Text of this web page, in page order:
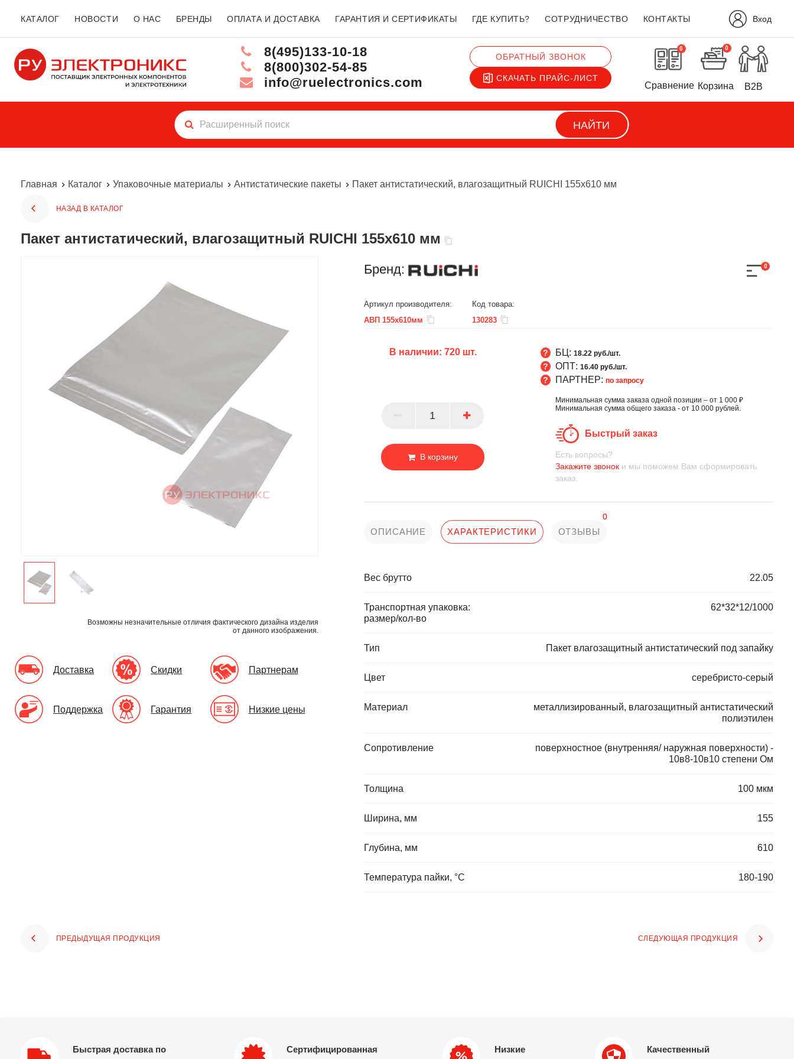
КАТАЛОГ НОВОСТИ О НАС БРЕНДЫ ОПЛАТА И ДОСТАВКА ГАРАНТИЯ И СЕРТИФИКАТЫ ГДЕ КУПИТЬ? СОТРУДНИЧЕСТВО КОНТАКТЫ Вход
8(495)133-10-18
8(800)302-54-85
info@ruelectronics.com
ОБРАТНЫЙ ЗВОНОК
СКАЧАТЬ ПРАЙС-ЛИСТ
0
Сравнение
0
Корзина B2B
НАЙТИ
Главная Каталог Упаковочные материалы Антистатические пакеты Пакет антистатический, влагозащитный RUICHI 155х610 мм
НАЗАД В КАТАЛОГ
Пакет антистатический, влагозащитный RUICHI 155х610 мм
Возможны незначительные отличия фактического дизайна изделия
от данного изображения.
Доставка Скидки Партнерам
Поддержка Гарантия Низкие цены
Бренд: 0
Артикул производителя:
АВП 155х610мм
Код товара:
130283
В наличии: 720шт.
В корзину
БЦ: 18.22 руб./шт.
ОПТ: 16.40 руб./шт.
ПАРТНЕР: по запросу
Минимальная сумма заказа одной позиции – от 1 000 ₽
Минимальная сумма общего заказа - от 10 000 рублей.
Быстрый заказ
Есть вопросы?
Закажите звоноки мы поможем Вам сформировать
заказ.
ОПИСАНИЕ ХАРАКТЕРИСТИКИ ОТЗЫВЫ
0
Вес брутто 22.05
Транспортная упаковка:
размер/кол-во
62*32*12/1000
Тип Пакет влагозащитный антистатический под запайку
Цвет серебристо-серый
Материал
металлизированный, влагозащитный антистатический
полиэтилен
Сопротивление
поверхностное (внутренняя/ наружная поверхности) -
10в8-10в10 степени Ом
Толщина 100 мкм
Ширина, мм 155
Глубина, мм 610
Температура пайки, °C 180-190
ПРЕДЫДУЩАЯ ПРОДУКЦИЯ СЛЕДУЮЩАЯ ПРОДУКЦИЯ
Быстрая доставка по
Сертифицированная
Низкие
Качественный